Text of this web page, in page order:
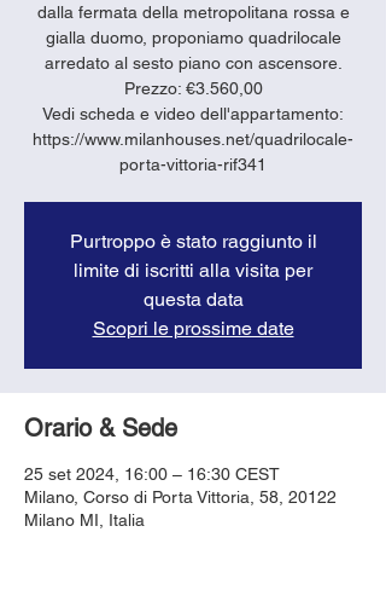
dalla fermata della metropolitana rossa e
gialla duomo, proponiamo quadrilocale
arredato al sesto piano con ascensore.
Prezzo: €3.560,00
Vedi scheda e video dell'appartamento:
https://www.milanhouses.net/quadrilocale-
porta-vittoria-rif341
Purtroppo è stato raggiunto il
limite di iscritti alla visita per
questa data
Scopri le prossime date
Orario & Sede
25 set 2024, 16:00 – 16:30 CEST
Milano, Corso di Porta Vittoria, 58, 20122
Milano MI, Italia